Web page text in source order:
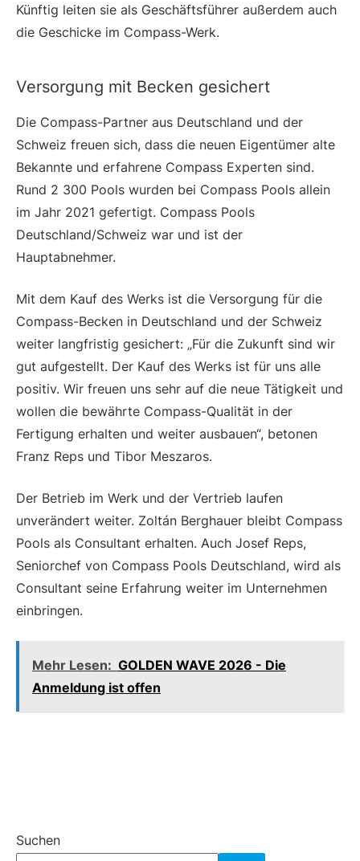
Künftig leiten sie als Geschäftsführer außerdem auch
die Geschicke im Compass-Werk.
Versorgung mit Becken gesichert
Die Compass-Partner aus Deutschland und der
Schweiz freuen sich, dass die neuen Eigentümer alte
Bekannte und erfahrene Compass Experten sind.
Rund 2 300 Pools wurden bei Compass Pools allein
im Jahr 2021 gefertigt. Compass Pools
Deutschland/Schweiz war und ist der
Hauptabnehmer.
Mit dem Kauf des Werks ist die Versorgung für die
Compass-Becken in Deutschland und der Schweiz
weiter langfristig gesichert: „Für die Zukunft sind wir
gut aufgestellt. Der Kauf des Werks ist für uns alle
positiv. Wir freuen uns sehr auf die neue Tätigkeit und
wollen die bewährte Compass-Qualität in der
Fertigung erhalten und weiter ausbauen“, betonen
Franz Reps und Tibor Meszaros.
Der Betrieb im Werk und der Vertrieb laufen
unverändert weiter. Zoltán Berghauer bleibt Compass
Pools als Consultant erhalten. Auch Josef Reps,
Seniorchef von Compass Pools Deutschland, wird als
Consultant seine Erfahrung weiter im Unternehmen
einbringen.
Mehr Lesen: GOLDEN WAVE 2026 - Die
Anmeldung ist offen
Suchen